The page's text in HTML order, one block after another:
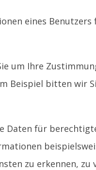
eines
um Ihre
Beispiel bitten wir
für
zu erkennen,